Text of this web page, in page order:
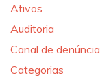
Ativos
Auditoria
Canal de denúncia
Categorias